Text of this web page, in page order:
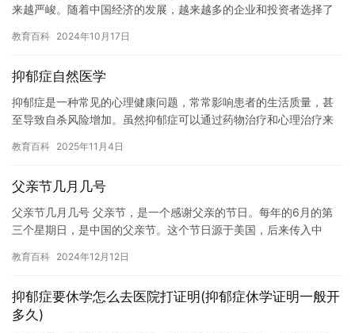
来越严峻。随着中国经济的发展，越来越多的企业和投资者选择了
带来了…
教育百科 2024年10月17日
抑郁症自然医学
抑郁症是一种常见的心理健康问题，常常影响患者的生活质量，甚
至导致自杀风险增加。虽然抑郁症可以通过药物治疗和心理治疗来
而改善…
教育百科 2025年11月4日
父亲节几月几号
父亲节几月几号 父亲节，是一个感谢父亲的节日。每年的6月的第
三个星期日，是中国的父亲节。这个节日源于美国，后来传入中
教育百科 2024年12月12日
抑郁症要休学怎么去医院打证明(抑郁症休学证明一般开
多久)